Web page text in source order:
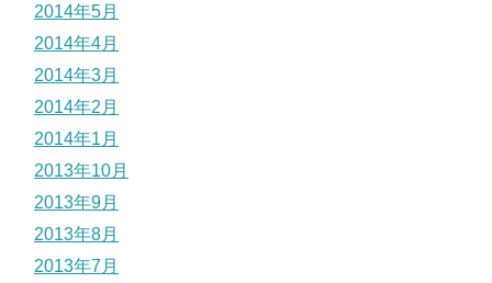
2014年5月
2014年4月
2014年3月
2014年2月
2014年1月
2013年10月
2013年9月
2013年8月
2013年7月